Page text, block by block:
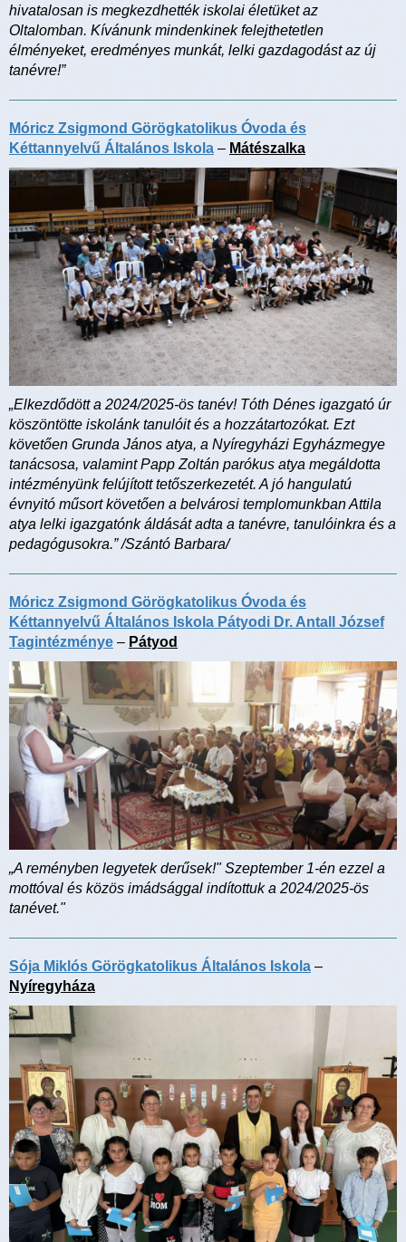
hivatalosan is megkezdhették iskolai életüket az
Oltalomban. Kívánunk mindenkinek felejthetetlen
élményeket, eredményes munkát, lelki gazdagodást az új
tanévre!”
Móricz Zsigmond Görögkatolikus Óvoda és
Kéttannyelvű Általános Iskola – Mátészalka
„Elkezdődött a 2024/2025-ös tanév! Tóth Dénes igazgató úr
köszöntötte iskolánk tanulóit és a hozzátartozókat. Ezt
követően Grunda János atya, a Nyíregyházi Egyházmegye
tanácsosa, valamint Papp Zoltán parókus atya megáldotta
intézményünk felújított tetőszerkezetét. A jó hangulatú
évnyitó műsort követően a belvárosi templomunkban Attila
atya lelki igazgatónk áldását adta a tanévre, tanulóinkra és a
pedagógusokra.” /Szántó Barbara/
Móricz Zsigmond Görögkatolikus Óvoda és
Kéttannyelvű Általános Iskola Pátyodi Dr. Antall József
Tagintézménye – Pátyod
„A reményben legyetek derűsek!" Szeptember 1-én ezzel a
mottóval és közös imádsággal indítottuk a 2024/2025-ös
tanévet."
Sója Miklós Görögkatolikus Általános Iskola –
Nyíregyháza